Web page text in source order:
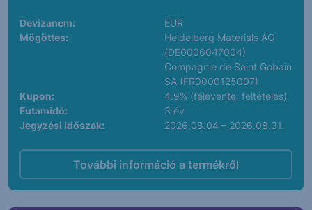
Devizanem:
EUR
Mögöttes:
Heidelberg Materials AG
(DE0006047004)
Compagnie de Saint Gobain
SA (FR0000125007)
Kupon:
4.9% (félévente, feltételes)
Futamidő:
3 év
Jegyzési időszak:
2026.08.04 – 2026.08.31.
További információ a termékről